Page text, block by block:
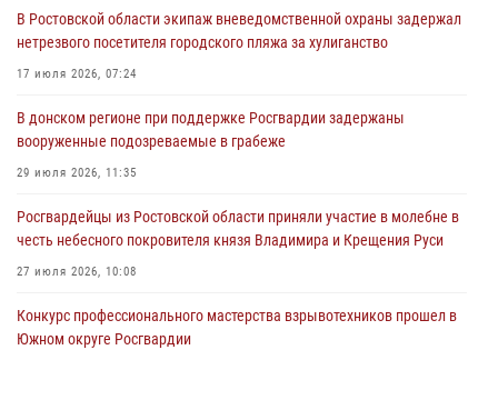
Конкурс профессионального мастерства взрывотехников прошел в
15 июля 2026, 06:39
В Ростовской области экипаж вневедомственной охраны задержал
нетрезвого посетителя городского пляжа за хулиганство
17 июля 2026, 07:24
В донском регионе при поддержке Росгвардии задержаны
вооруженные подозреваемые в грабеже
29 июля 2026, 11:35
Росгвардейцы из Ростовской области приняли участие в молебне в
честь небесного покровителя князя Владимира и Крещения Руси
27 июля 2026, 10:08
Конкурс профессионального мастерства взрывотехников прошел в
Южном округе Росгвардии